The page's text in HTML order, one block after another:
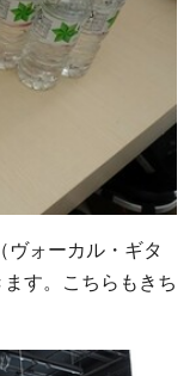
ォーカル・ギタ
す。こちらもきち